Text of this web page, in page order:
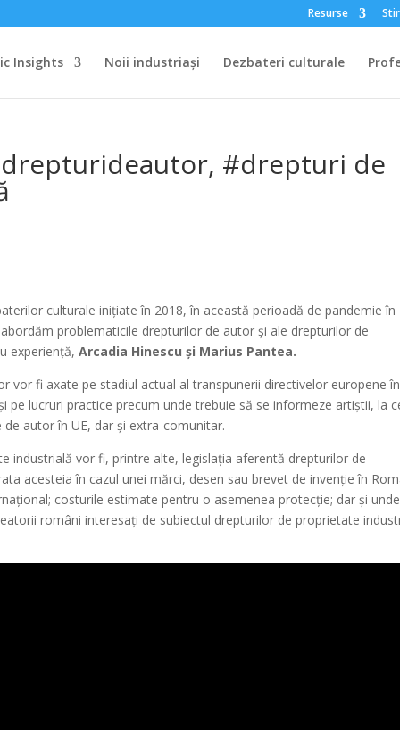
Resurse
Insights Noii industriași Dezbateri culturale
#drepturi de
culturale inițiate în 2018, în această perioadă de pandemie în
abordăm problematicile drepturilor de autor și ale drepturilor de
experiență,Arcadia Hinescu și Marius Pantea.
vor fi axate pe stadiul actual al transpunerii directivelor europene în
pe lucruri practice precum unde trebuie să se informeze artiștii, la
autor în UE, dar și extra-comunitar.
industrială vor fi, printre alte, legislația aferentă drepturilor de
acesteia în cazul unei mărci, desen sau brevet de invenție în
costurile estimate pentru o asemenea protecție; dar și
români interesați de subiectul drepturilor de proprietate